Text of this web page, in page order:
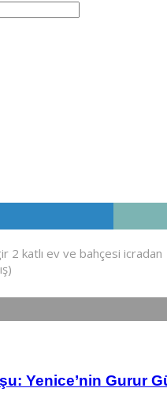
Ye­ni­ce’nin Gurur